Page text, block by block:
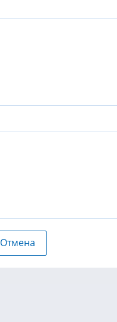
Отмена